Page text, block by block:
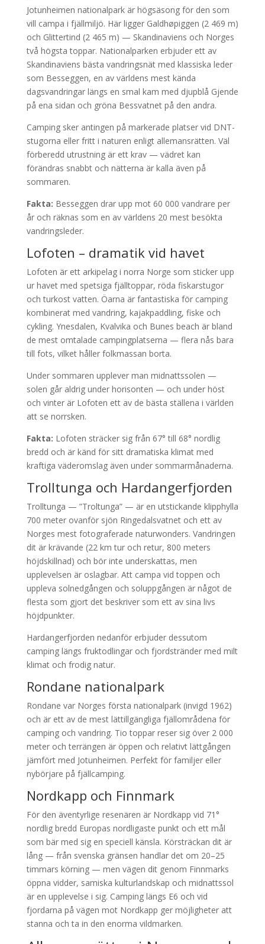
Jotunheimen nationalpark är högsäsong för den som
vill campa i fjällmiljö. Här ligger Galdhøpiggen (2 469 m)
och Glittertind (2 465 m) — Skandinaviens och Norges
två högsta toppar. Nationalparken erbjuder ett av
Skandinaviens bästa vandringsnät med klassiska leder
som Besseggen, en av världens mest kända
dagsvandringar längs en smal kam med djupblå Gjende
på ena sidan och gröna Bessvatnet på den andra.
Camping sker antingen på markerade platser vid DNT-
stugorna eller fritt i naturen enligt allemansrätten. Väl
förberedd utrustning är ett krav — vädret kan
förändras snabbt och nätterna är kalla även på
sommaren.
Fakta: Besseggen drar upp mot 60 000 vandrare per
år och räknas som en av världens 20 mest besökta
vandringsleder.
Lofoten – dramatik vid havet
Lofoten är ett arkipelag i norra Norge som sticker upp
ur havet med spetsiga fjälltoppar, röda fiskarstugor
och turkost vatten. Öarna är fantastiska för camping
kombinerat med vandring, kajakpaddling, fiske och
cykling. Ynesdalen, Kvalvika och Bunes beach är bland
de mest omtalade campingplatserna — flera nås bara
till fots, vilket håller folkmassan borta.
Under sommaren upplever man midnattssolen —
solen går aldrig under horisonten — och under höst
och vinter är Lofoten ett av de bästa ställena i världen
att se norrsken.
Fakta: Lofoten sträcker sig från 67° till 68° nordlig
bredd och är känd för sitt dramatiska klimat med
kraftiga väderomslag även under sommarmånaderna.
Trolltunga och Hardangerfjorden
Trolltunga — ”Troltunga” — är en utstickande klipphylla
700 meter ovanför sjön Ringedalsvatnet och ett av
Norges mest fotograferade naturwonders. Vandringen
dit är krävande (22 km tur och retur, 800 meters
höjdskillnad) och bör inte underskattas, men
upplevelsen är oslagbar. Att campa vid toppen och
uppleva solnedgången och soluppgången är något de
flesta som gjort det beskriver som ett av sina livs
höjdpunkter.
Hardangerfjorden nedanför erbjuder dessutom
camping längs fruktodlingar och fjordstränder med milt
klimat och frodig natur.
Rondane nationalpark
Rondane var Norges första nationalpark (invigd 1962)
och är ett av de mest lättillgängliga fjällområdena för
camping och vandring. Tio toppar reser sig över 2 000
meter och terrängen är öppen och relativt lättgången
jämfört med Jotunheimen. Perfekt för familjer eller
nybörjare på fjällcamping.
Nordkapp och Finnmark
För den äventyrlige resenären är Nordkapp vid 71°
nordlig bredd Europas nordligaste punkt och ett mål
som bär med sig en speciell känsla. Körsträckan dit är
lång — från svenska gränsen handlar det om 20–25
timmars körning — men vägen dit genom Finnmarks
öppna vidder, samiska kulturlandskap och midnattssol
är en upplevelse i sig. Camping längs E6 och vid
fjordarna på vägen mot Nordkapp ger möjligheter att
stanna och ta in den enorma vildmarken.